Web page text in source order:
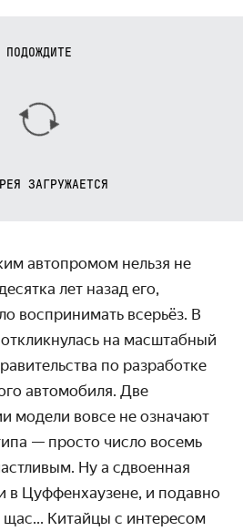
ПОДОЖДИТЕ
ЗАГРУЖАЕТСЯ
автопромом нельзя не
лет назад его,
вос­прини­мать всерьёз. В
на масштаб­ный
по разработке
автомобиля. Две
модели вовсе не означают
— просто число восемь
Ну а сдвоенная
в Цуффен­хаузене, и подавно
щас... Китайцы с интересом